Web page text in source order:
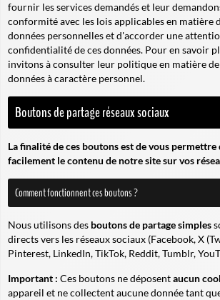
fournir les services demandés et leur
conformité avec les lois applicables en matière
données personnelles et d'accorder une
confidentialité de ces données. Pour en savoir
invitons à consulter leur politique en matière
données à caractère personnel.
Boutons de partage réseaux sociaux
La finalité de ces boutons est de vous permettre
facilement le contenu de notre site sur vos
Comment fonctionnent ces boutons ?
Nous utilisons des boutons de partage simples
directs vers les réseaux sociaux (Facebook, X
Pinterest, LinkedIn, TikTok, Reddit, Tumblr,
Important : Ces boutons ne déposentaucun
appareil et ne collectent aucune donnée tant